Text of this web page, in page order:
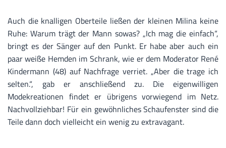
Auch die knalligen Oberteile ließen der kleinen Milina keine
Ruhe: Warum trägt der Mann sowas? „Ich mag die einfach“,
bringt es der Sänger auf den Punkt. Er habe aber auch ein
paar weiße Hemden im Schrank, wie er dem Moderator René
Kindermann (48) auf Nachfrage verriet. „Aber die trage ich
selten.“, gab er anschließend zu. Die eigenwilligen
Modekreationen findet er übrigens vorwiegend im Netz.
Nachvollziehbar! Für ein gewöhnliches Schaufenster sind die
Teile dann doch vielleicht ein wenig zu extravagant.